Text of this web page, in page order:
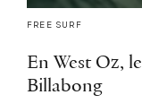
FREE SURF
En West Oz,
Billabong